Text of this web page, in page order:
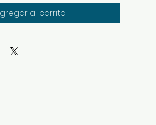
al carrito